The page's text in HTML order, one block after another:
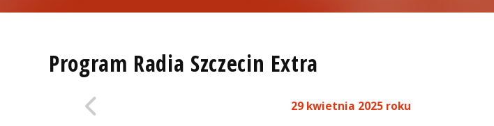
Program Radia Szczecin Extra
29 kwietnia 2025 roku